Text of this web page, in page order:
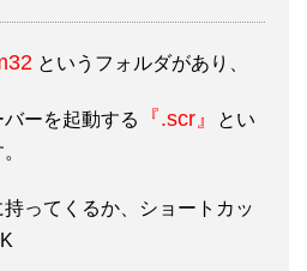
というフォルダがあり、
ーを起動する 『.scr』
とい
ってくるか、ショートカッ